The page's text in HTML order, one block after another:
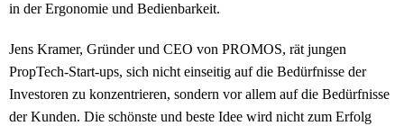
in der Ergonomie und Bedienbarkeit.
Jens Kramer, Gründer und CEO von PROMOS, rät jungen
PropTech-Start-ups, sich nicht einseitig auf die Bedürfnisse der
Investoren zu konzentrieren, sondern vor allem auf die Bedürfnisse
der Kunden. Die schönste und beste Idee wird nicht zum Erfolg